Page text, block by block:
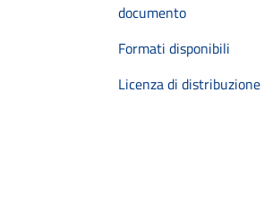
documento
Formati disponibili
Licenza di distribuzione